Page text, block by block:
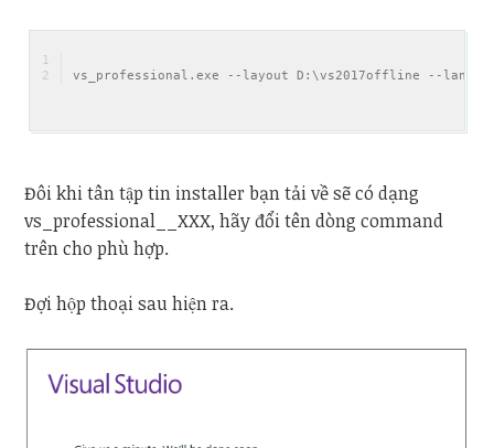
vs_professional.exe --layout D:\vs2017offline --lang
Đôi khi tân tập tin installer bạn tải về sẽ có dạng
vs_professional__XXX, hãy đổi tên dòng command
trên cho phù hợp.
Đợi hộp thoại sau hiện ra.